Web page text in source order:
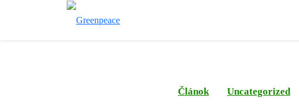
Článok Uncategorized